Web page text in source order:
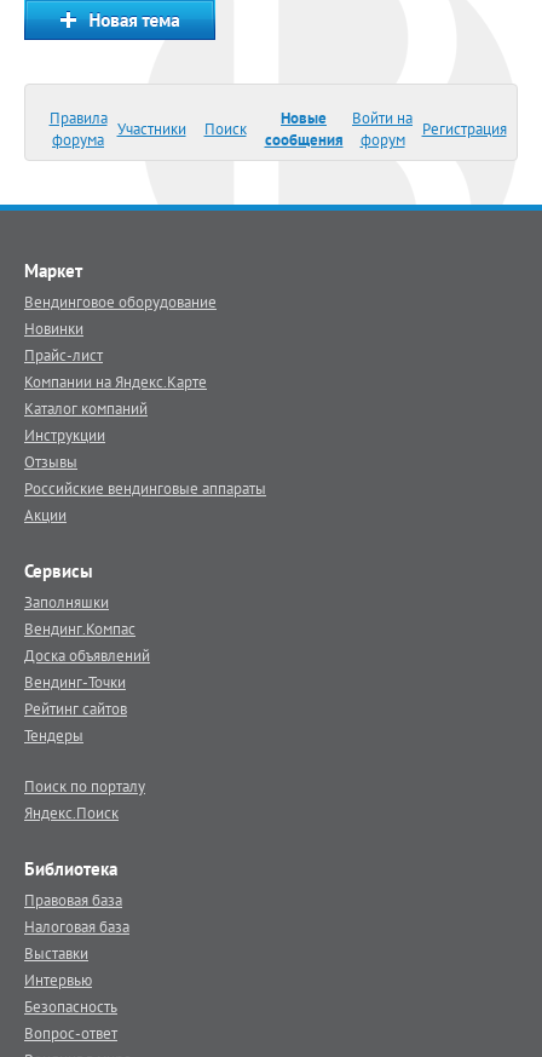
Правила
форума
Участники Поиск
Новые
сообщения
Войти на
форум
Регистрация
Маркет
Вендинговое оборудование
Новинки
Прайс-лист
Компании на Яндекс.Карте
Каталог компаний
Инструкции
Отзывы
Российские вендинговые аппараты
Акции
Сервисы
Заполняшки
Вендинг.Компас
Доска объявлений
Вендинг-Точки
Рейтинг сайтов
Тендеры
Поиск по порталу
Яндекс.Поиск
Библиотека
Правовая база
Налоговая база
Выставки
Интервью
Безопасность
Вопрос-ответ